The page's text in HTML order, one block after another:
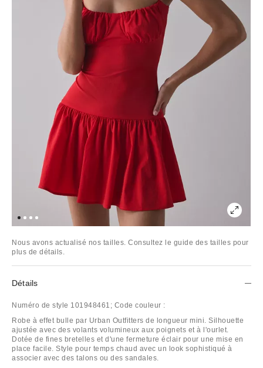
Nous avons actualisé nos tailles. Consultez le guide des tailles pour
plus de détails.
Détails
Numéro de style 101948461; Code couleur :
Robe à effet bulle par Urban Outfitters de longueur mini. Silhouette
ajustée avec des volants volumineux aux poignets et à l'ourlet.
Dotée de fines bretelles et d'une fermeture éclair pour une mise en
place facile. Style pour temps chaud avec un look sophistiqué à
associer avec des talons ou des sandales.